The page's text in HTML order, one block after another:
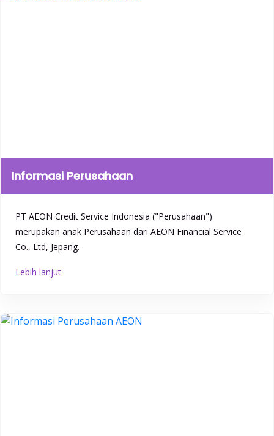
Informasi Perusahaan
PT AEON Credit Service Indonesia ("Perusahaan")
merupakan anak Perusahaan dari AEON Financial Service
Co., Ltd, Jepang.
Lebih lanjut